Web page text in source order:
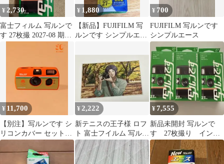
¥ 2,730
富士フィルム 写ルンで
す 27枚撮 2027-08 期限
¥ 1,880
【新品】FUJIFILM 写
ルンです シンプルエー
¥ 700
FUJIFILM 写ルンです
シンプルエース
¥ 11,700
【別注】写ルンです シ
リコンカバー セット
beams
¥2,222
新テニスの王子様 ロフ
ト 富士フイルム 写ルン
です ブロマイド 幸村精
市
¥7,555
新品未開封 写ルンで
す 27枚撮り インス
タントカメラ本体 3点
セット